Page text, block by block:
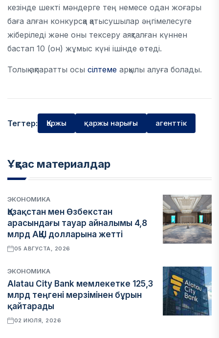
кезінде шекті мәндерге тең немесе одан жоғары
баға алған конкурсқа қатысушылар әңгімелесуге
жіберіледі және оны тексеру аяқталған күннен
бастап 10 (он) жұмыс күні ішінде өтеді.
Толық ақпаратты осы сілтеме арқылы алуға болады.
Тегтер: Қаржы қаржы нарығы агенттік
Ұқсас материалдар
ЭКОНОМИКА
Қазақстан мен Өзбекстан
арасындағы тауар айналымы 4,8
млрд АҚШ долларына жетті
05 АВГУСТА, 2026
ЭКОНОМИКА
Alatau City Bank мемлекетке 125,3
млрд теңгені мерзімінен бұрын
қайтарады
02 ИЮЛЯ, 2026